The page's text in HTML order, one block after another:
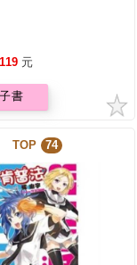
119 元
書
TOP 74